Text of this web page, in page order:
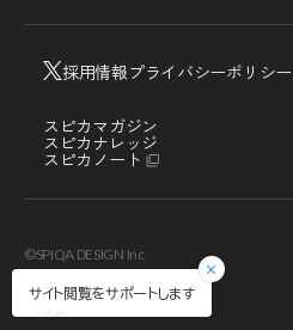
サイト閲覧をサポートします
採用情報プライバシーポリシー
スピカマガジン
スピカナレッジ
スピカノート
©SPIQA DESIGN Inc